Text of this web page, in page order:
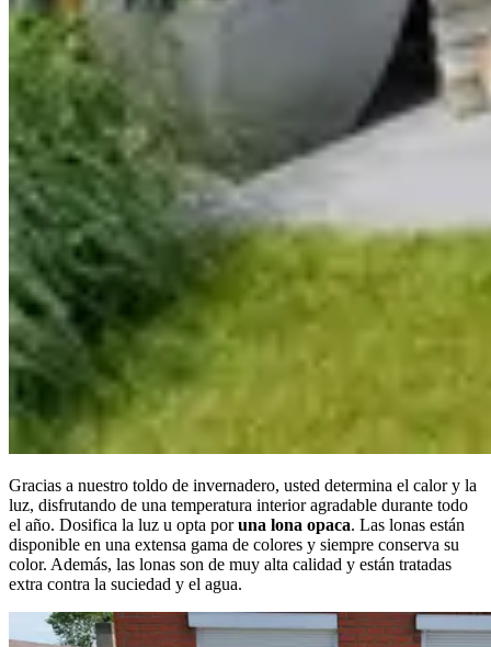
Gracias a nuestro toldo de invernadero, usted determina el calor y la
luz, disfrutando de una temperatura interior agradable durante todo
el año. Dosifica la luz u opta poruna lona opaca. Las lonas están
disponible en una extensa gama de colores y siempre conserva su
color. Además, las lonas son de muy alta calidad y están tratadas
extra contra la suciedad y el agua.